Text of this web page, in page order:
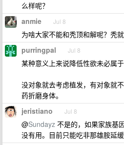
么样呢？
anmie Jul 8
为啥大家不能和秃顶和解呢？秃
purringpal Jul 8
某种意义上来说降低性欲未必属
没对象就去考虑植发，有对象就
药折磨身体。
jeristiano Jul 8
@Sundayz 不是的，如果家族基
没有用。目前只能吃非那雄胺延缓